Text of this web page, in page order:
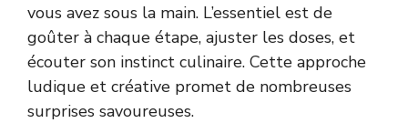
vous avez sous la main. L’essentiel est de
goûter à chaque étape, ajuster les doses, et
écouter son instinct culinaire. Cette approche
ludique et créative promet de nombreuses
surprises savoureuses.